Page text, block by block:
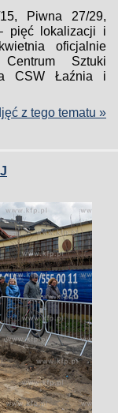
Piwna 27/29,
pięć lokalizacji i
oficjalnie
Centrum Sztuki
CSW Łaźnia i
z tego tematu »